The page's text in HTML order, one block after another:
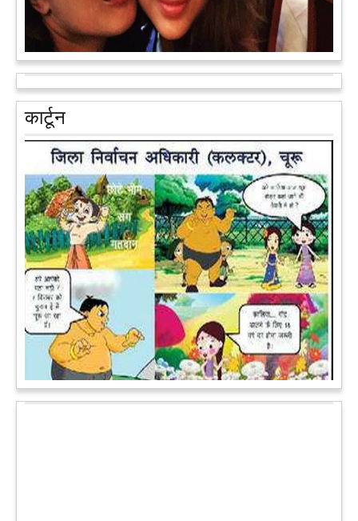
आरक्षण के विरोध में राजा भैया बोले, प्रमोशन का आधार गुणवत्ता और
वरिष्ठता हो, जाति नहीं
प्रतापगढ़ के कुंडा से बाहुबली विधायक रघुराज प्रताप सिंह उर्फ राजा भैया ने
शुक्रवार को लखनऊ में प्रेस कांफ्रेंस कर नई राजनीतिक पार्टी बनाने की
आधिकारिक घोषणा करते हुए पार्टी के मुद्दों के बारे में बताया.आगे पढ़ें
पेट पकड़ कर हंसने पर मजबूर हो जायेंगे आप जानवरों की ये अदाएं देखकर
कल्पना कीजिये उस दृश्य की, जिसमें कोई गिलहरी किसी मेंढक के साथ
लिप-लॉक कर रही हो। गिलहरी झूला झूल रही हो।आगे पढ़ें
कार्टून